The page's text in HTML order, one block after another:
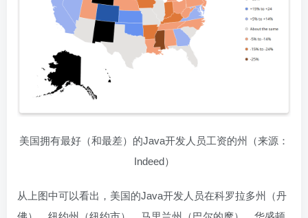
美国拥有最好（和最差）的Java开发人员工资的州（来源：
Indeed）
从上图中可以看出，美国的Java开发人员在科罗拉多州（丹